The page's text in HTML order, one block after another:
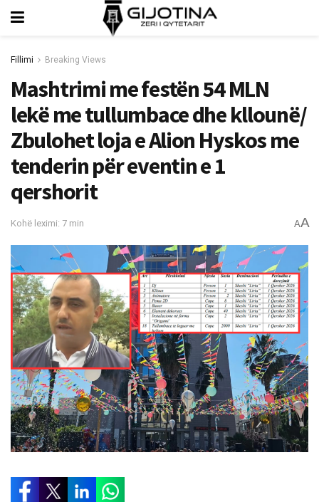
Fillimi Breaking Views
Mashtrimi me festën 54 MLN
lekë me tullumbace dhe kllounë/
Zbulohet loja e Alion Hyskos me
tenderin për eventin e 1
qershorit
Kohë leximi: 7 min AA